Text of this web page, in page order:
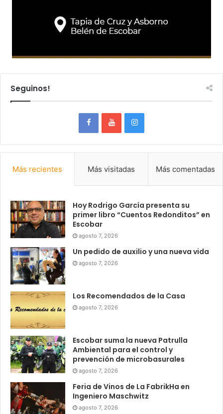
Seguinos!
Más recientes Más visitadas Más comentadas
Hoy Rodrigo García presenta su
primer libro “Cuentos Redonditos” en
Escobar
agosto 7, 2026
Un pedido de auxilio y una nueva vida
agosto 7, 2026
Los Recomendados de la Casa
agosto 7, 2026
Escobar suma la nueva Patrulla
Ambiental para el control y
prevención de microbasurales
agosto 7, 2026
Feria de Vinos de La FabrikHa en
Ingeniero Maschwitz
agosto 7, 2026